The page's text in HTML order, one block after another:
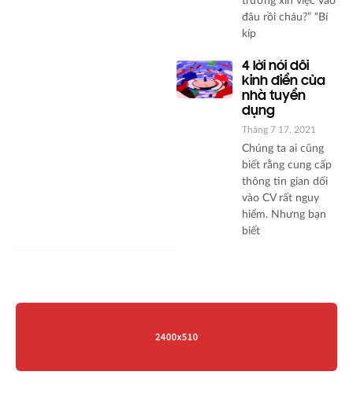
đâu rồi cháu?” “Bí
kíp
4 lời nói dối
kinh điển của
nhà tuyển
dụng
Tháng 7 17, 2021
Chúng ta ai cũng
biết rằng cung cấp
thông tin gian dối
vào CV rất nguy
hiểm. Nhưng bạn
biết